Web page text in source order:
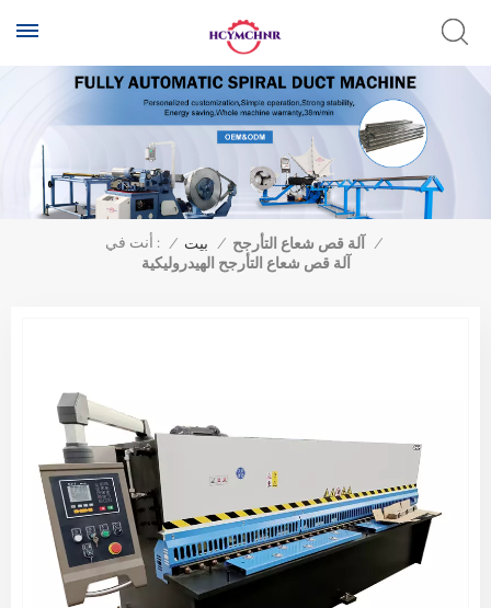
أنت في : / بيت / آلة قص شعاع التأرجح
/
آلة قص شعاع التأرجح الهيدروليكية